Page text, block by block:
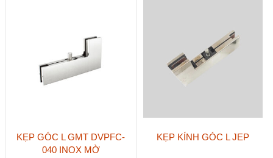
KẸP GÓC L GMT DVPFC-
040 INOX MỜ
KẸP KÍNH GÓC L JEP